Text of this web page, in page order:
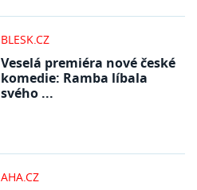
BLESK.CZ
Veselá premiéra nové české
komedie: Ramba líbala
svého ...
AHA.CZ